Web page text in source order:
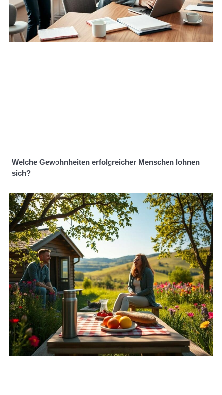
Welche Gewohnheiten erfolgreicher Menschen lohnen
sich?